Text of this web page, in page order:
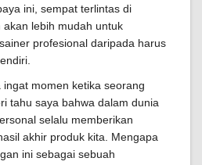
ini, sempat terlintas di
lebih mudah untuk
profesional daripada harus
momen ketika seorang
tahu saya bahwa dalam dunia
selalu memberikan
akhir produk kita. Mengapa
ini sebagai sebuah